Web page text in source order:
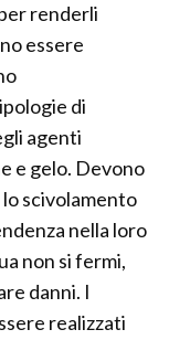
renderli
essere
di
agenti
e gelo. Devono
scivolamento
nella loro
non si fermi,
danni. I
realizzati